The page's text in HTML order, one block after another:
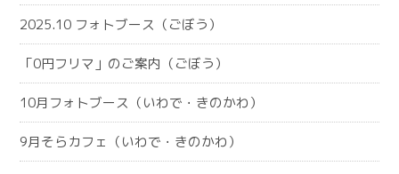
2025.10 フォトブース（ごぼう）
「0円フリマ」のご案内（ごぼう）
10月フォトブース（いわで・きのかわ）
9月そらカフェ（いわで・きのかわ）